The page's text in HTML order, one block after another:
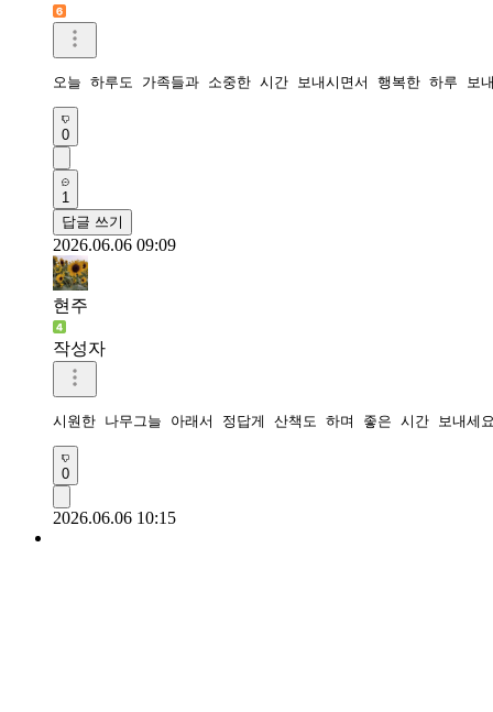
오늘 하루도 가족들과 소중한 시간 보내시면서 행복한 하루 보
0
1
답글 쓰기
2026.06.06 09:09
현주
작성자
시원한 나무그늘 아래서 정답게 산책도 하며 좋은 시간 보내세
0
2026.06.06 10:15